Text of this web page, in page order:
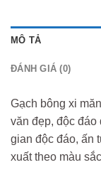
MÔ TẢ
ĐÁNH GIÁ (0)
Gạch bông xi
văn đẹp, độc đáo
gian độc đáo, ấn
xuất theo màu